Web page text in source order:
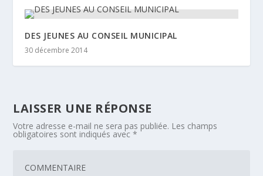
DES JEUNES AU CONSEIL MUNICIPAL
30 décembre 2014
LAISSER UNE RÉPONSE
Votre adresse e-mail ne sera pas publiée. Les champs
obligatoires sont indiqués avec*